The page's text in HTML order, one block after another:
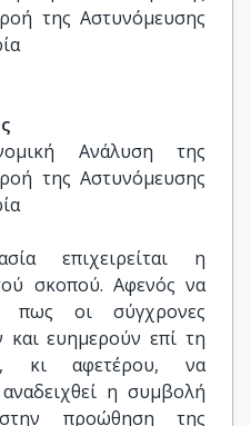
της Αστυνόμευσης
Ανάλυση της
της Αστυνόμευσης
επιχειρείται η
σκοπού. Αφενός να
πως οι σύγχρονες
και ευημερούν επί τη
κι αφετέρου, να
η συμβολή
προώθηση της